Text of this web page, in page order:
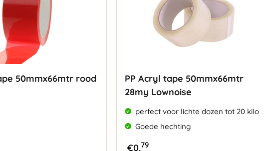
50mmx66mtr rood
PP Acryl tape 50mmx66mtr
28my Lownoise
perfect voor lichte dozen tot 20 kilo
Goede hechting
€0,79